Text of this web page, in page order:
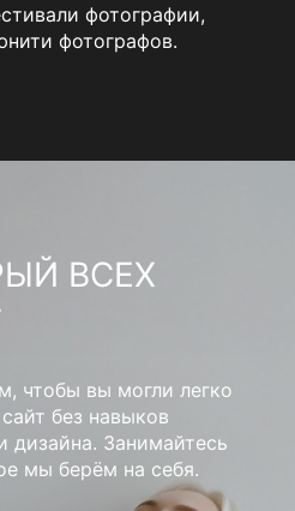
фотографии,
фотографов.
ВСЕХ
чтобы вы могли легко
без навыков
дизайна. Занимайтесь
мы берём на себя.